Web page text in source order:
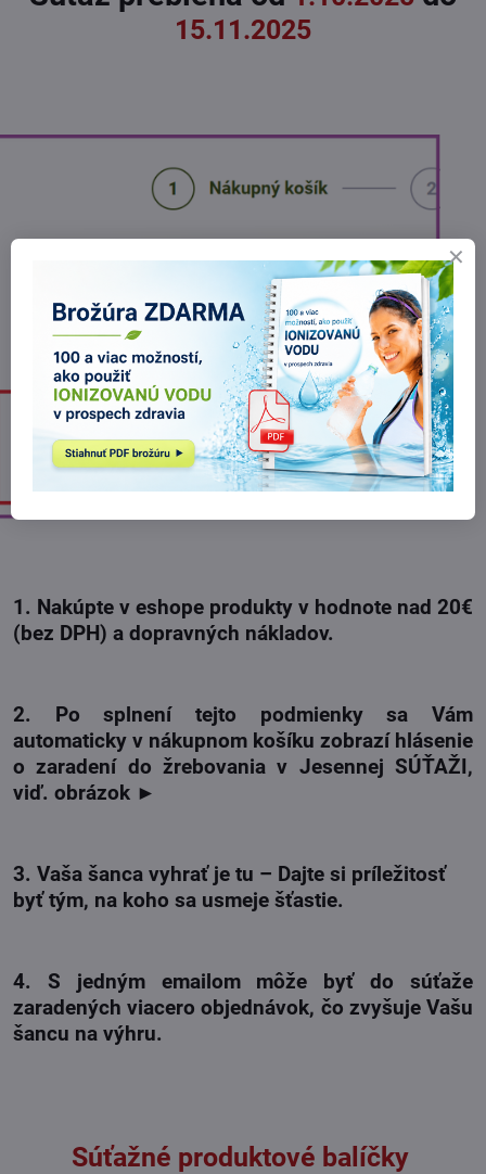
15.11.2025
1. Nakúpte v eshope produkty v hodnote nad 20€
(bez DPH) a dopravných nákladov.
2. Po splnení tejto podmienky sa Vám
automaticky v nákupnom košíku zobrazí hlásenie
o zaradení do žrebovania v Jesennej SÚŤAŽI,
viď. obrázok ►
3. Vaša šanca vyhrať je tu – Dajte si príležitosť
byť tým, na koho sa usmeje šťastie.
4. S jedným emailom môže byť do súťaže
zaradených viacero objednávok, čo zvyšuje Vašu
šancu na výhru.
Súťažné produktové balíčky